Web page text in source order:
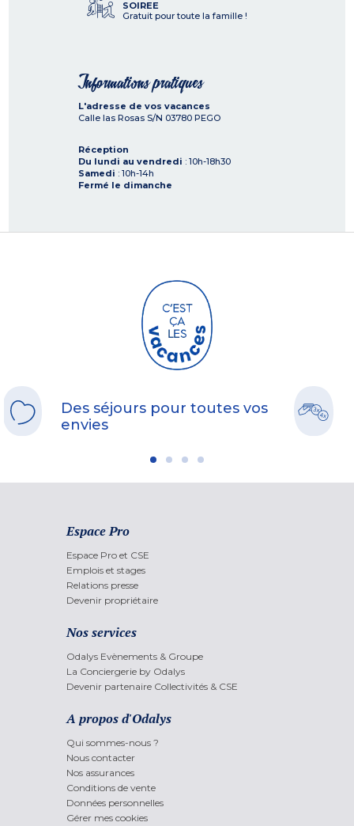
SOIREE
Gratuit pour toute la famille !
Informations pratiques
L'adresse de vos vacances
Calle las Rosas S/N 03780 PEGO
Réception
Du lundi au vendredi : 10h-18h30
Samedi : 10h-14h
Fermé le dimanche
Des séjours pour toutes vos
envies
Espace Pro
Espace Pro et CSE
Emplois et stages
Relations presse
Devenir propriétaire
Nos services
Odalys Evènements & Groupe
La Conciergerie by Odalys
Devenir partenaire Collectivités & CSE
A propos d'Odalys
Qui sommes-nous ?
Nous contacter
Nos assurances
Conditions de vente
Données personnelles
Gérer mes cookies